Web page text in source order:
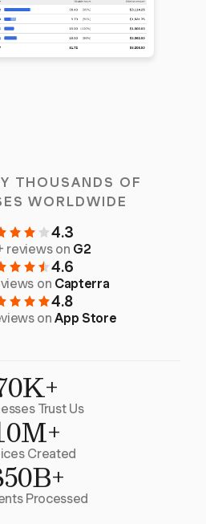
THOUSANDS OF
WORLDWIDE
4.3
reviews on G2
4.6
on Capterra
4.8
onApp Store
Trust Us
Created
Processed